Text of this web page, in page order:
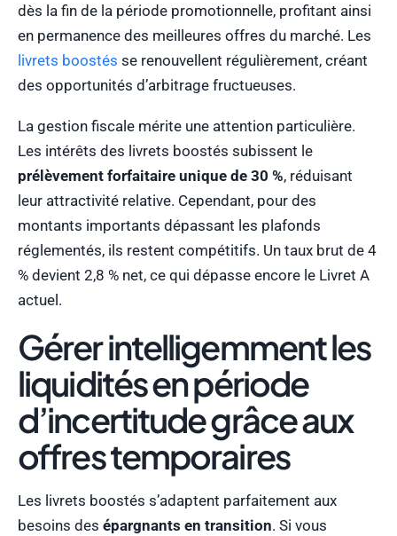
dès la fin de la période promotionnelle, profitant ainsi
en permanence des meilleures offres du marché. Les
livrets boostés se renouvellent régulièrement, créant
des opportunités d’arbitrage fructueuses.
La gestion fiscale mérite une attention particulière.
Les intérêts des livrets boostés subissent le
prélèvement forfaitaire unique de 30 %, réduisant
leur attractivité relative. Cependant, pour des
montants importants dépassant les plafonds
réglementés, ils restent compétitifs. Un taux brut de 4
% devient 2,8 % net, ce qui dépasse encore le Livret A
actuel.
Gérer intelligemment les
liquidités en période
d’incertitude grâce aux
offres temporaires
Les livrets boostés s’adaptent parfaitement aux
besoins des épargnants en transition. Si vous